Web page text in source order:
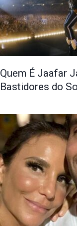
Quem É Jaafar
Bastidores do